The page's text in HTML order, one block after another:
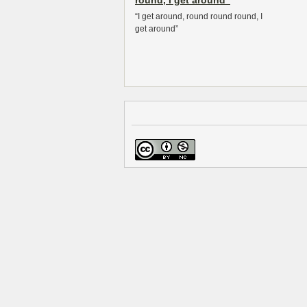
“I get around, round round round, I
get around”